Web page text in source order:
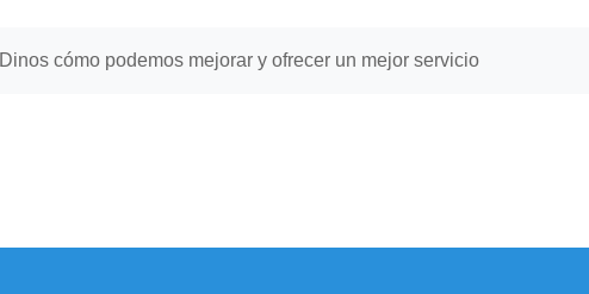
Dinos cómo podemos mejorar y ofrecer un mejor servicio